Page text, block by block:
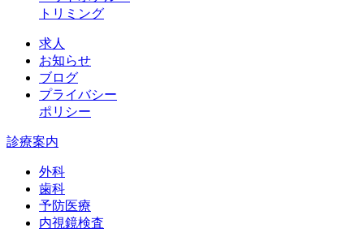
トリミング
求人
お知らせ
ブログ
プライバシー
ポリシー
診療案内
外科
歯科
予防医療
内視鏡検査